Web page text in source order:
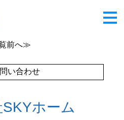
ジパース★ (2)
前へ≫
い合わせ
ホーム